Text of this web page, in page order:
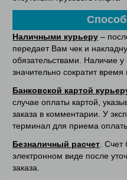
Наличными курьеру –
передает Вам чек и
обязательствами. Наличие
значительно сократит время
Банковской картой
случае оплаты картой,
заказа в комментарии. У
терминал для приема оплаты
Безналичный расчет .
электронном виде после
заказа.